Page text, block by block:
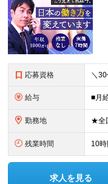
応募資格
給与
勤務地
残業時間 10
求人を見る